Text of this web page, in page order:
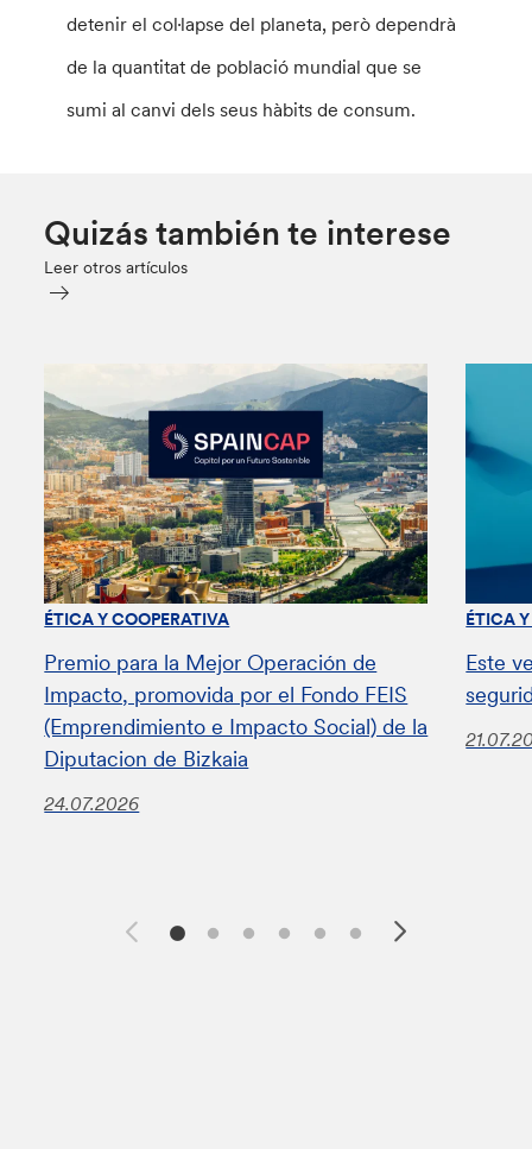
detenir el col·lapse del planeta, però dependrà
de la quantitat de població mundial que se
sumi al canvi dels seus hàbits de consum.
Quizás también te interese
Leer otros artículos
ÉTICA Y COOPERATIVA
Premio para la Mejor Operación de
Impacto, promovida por el Fondo FEIS
(Emprendimiento e Impacto Social) de la
Diputacion de Bizkaia
24.07.2026
ÉTICA
Este